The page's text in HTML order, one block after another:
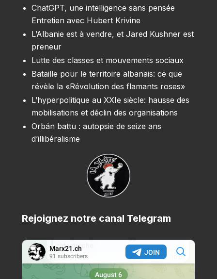
ChatGPT, une intelligence sans pensée
Entretien avec Hubert Krivine
L’Albanie est à vendre, et Jared Kushner est
preneur
Lutte des classes et mouvements sociaux
Bataille pour le territoire albanais: ce que
révèle la «Révolution des flamants roses»
L’hyperpolitique au XXIe siècle: hausse des
mobilisations et déclin des organisations
Orbán battu : autopsie de seize ans
d’illibéralisme
Rejoignez notre canal Telegram